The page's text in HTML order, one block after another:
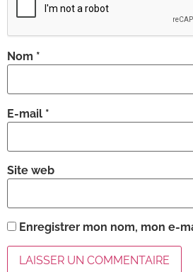
Nom *
E-mail *
Site web
Enregistrer mon nom, mon e-